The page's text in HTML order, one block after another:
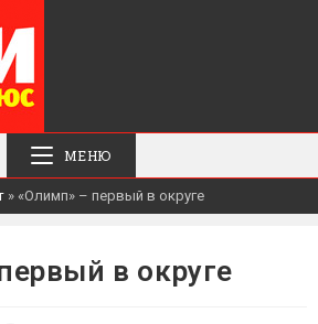
МЕНЮ
» «Олимп» – первый в округе
в округе